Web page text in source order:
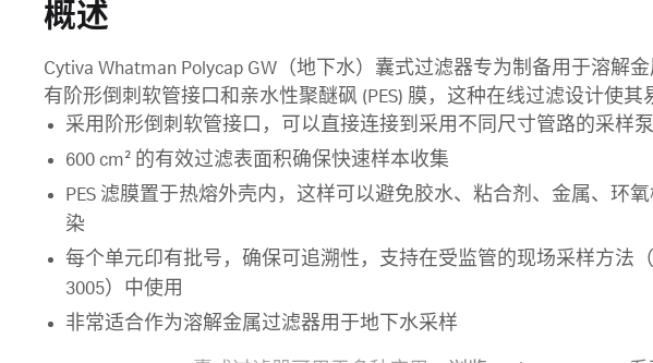
概述
Cytiva Whatman Polycap GW（地下水）囊式过滤器专为制备用于溶解
有阶形倒刺软管接口和亲水性聚醚砜 (PES) 膜，这种在线过滤设计使其
采用阶形倒刺软管接口，可以直接连接到采用不同尺寸管路的采样
600 cm² 的有效过滤表面积确保快速样本收集
PES 滤膜置于热熔外壳内，这样可以避免胶水、粘合剂、金属、环
染
每个单元印有批号，确保可追溯性，支持在受监管的现场采样方法
3005）中使用
非常适合作为溶解金属过滤器用于地下水采样